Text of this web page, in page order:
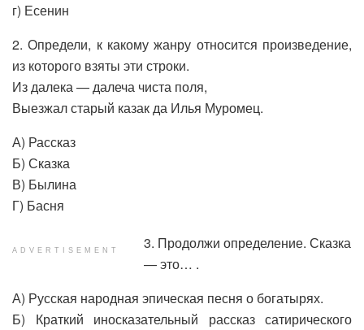
г) Есенин
2. Определи, к какому жанру относится произведение,
из которого взяты эти строки.
Из далека — далеча чиста поля,
Выезжал старый казак да Илья Муромец.
А) Рассказ
Б) Сказка
В) Былина
Г) Басня
ADVERTISEMENT
3. Продолжи определение. Сказка
— это… .
А) Русская народная эпическая песня о богатырях.
Б) Краткий иносказательный рассказ сатирического